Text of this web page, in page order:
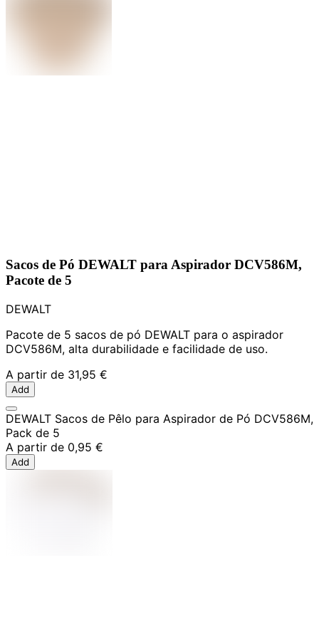
Sacos de Pó DEWALT para Aspirador DCV586M,
Pacote de 5
DEWALT
Pacote de 5 sacos de pó DEWALT para o aspirador
DCV586M, alta durabilidade e facilidade de uso.
A partir de 31,95 €
Add
DEWALT Sacos de Pêlo para Aspirador de Pó DCV586M,
Pack de 5
A partir de 0,95 €
Add